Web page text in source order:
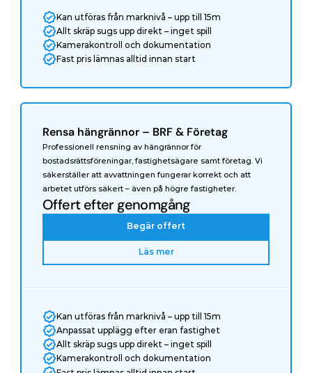
Kan utföras från marknivå – upp till 15m
Allt skräp sugs upp direkt – inget spill
Kamerakontroll och dokumentation
Fast pris lämnas alltid innan start
Rensa hängrännor – BRF & Företag
Professionell rensning av hängrännor för
bostadsrättsföreningar, fastighetsägare samt företag. Vi
säkerställer att avvattningen fungerar korrekt och att
arbetet utförs säkert – även på högre fastigheter.
Offert efter genomgång
Begär offert
Läs mer
Kan utföras från marknivå – upp till 15m
Anpassat upplägg efter eran fastighet
Allt skräp sugs upp direkt – inget spill
Kamerakontroll och dokumentation